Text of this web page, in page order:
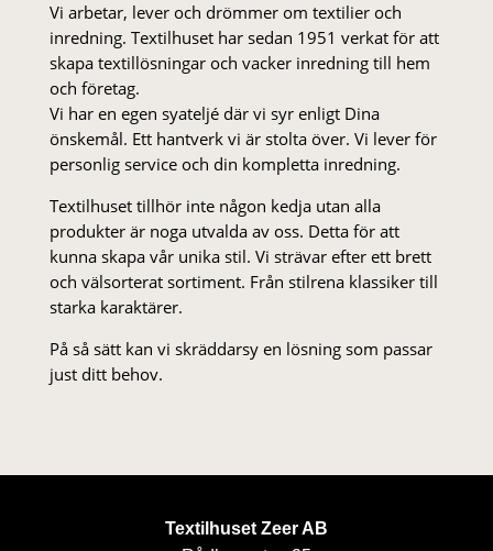
Vi arbetar, lever och drömmer om textilier och
inredning. Textilhuset har sedan 1951 verkat för att
skapa textillösningar och vacker inredning till hem
och företag.
Vi har en egen syateljé där vi syr enligt Dina
önskemål. Ett hantverk vi är stolta över. Vi lever för
personlig service och din kompletta inredning.
Textilhuset tillhör inte någon kedja utan alla
produkter är noga utvalda av oss. Detta för att
kunna skapa vår unika stil. Vi strä­var efter ett brett
och välsorterat sor­ti­ment. Från stil­rena klas­siker till
starka karaktärer.
På så sätt kan vi skräddarsy en lösning som passar
just ditt behov.
Textilhuset Zeer AB